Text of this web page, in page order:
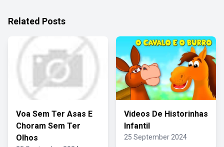
Related Posts
Voa Sem Ter Asas E
Choram Sem Ter
Olhos
Videos De Historinhas
Infantil
25 September 2024